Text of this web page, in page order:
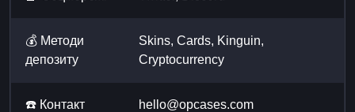
💰 Методи
депозиту
Skins, Cards, Kinguin,
Cryptocurrency
☎️ Контакт hello@opcases.com